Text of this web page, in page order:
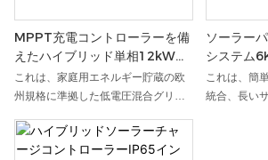
MPPT充電コントローラーを備
えたハイブリッド単相12kWソ
ーラーインバーターホームエネ
ルギー貯蔵
これは、家庭用エネルギー貯蔵の欧
州規格に準拠した低電圧混合グリッ
ターであり、長いサイクル寿命、美
しいデザイン、2つの高電圧太陽光発
ソーラー
システム
ンバータ
貯蔵シス
これは、簡
統合、長い